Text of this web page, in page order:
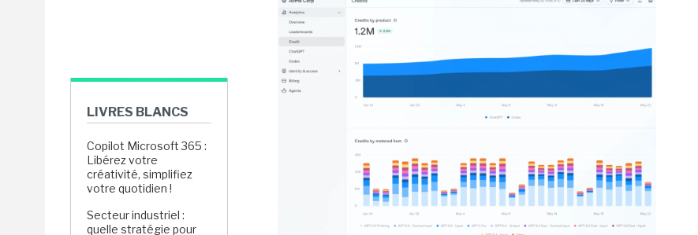
LIVRES BLANCS
Copilot Microsoft 365 :
Libérez votre
créativité, simplifiez
votre quotidien !
Secteur industriel :
quelle stratégie pour